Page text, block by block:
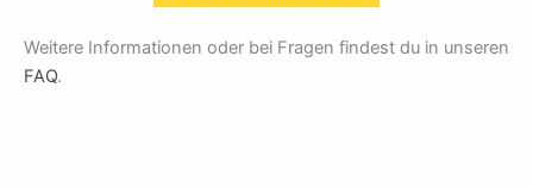
Weitere Informationen oder bei Fragen findest du in unseren
FAQ.